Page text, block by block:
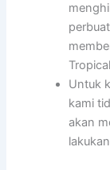
Untuk
kami
akan